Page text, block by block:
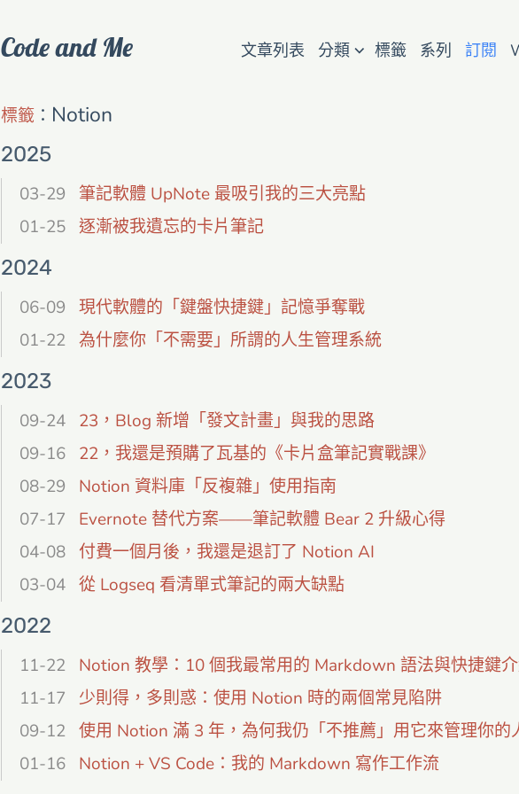
Code and Me 文章列表 分類 ⌵ 標籤 系列 訂閱
標籤： Notion
2025
03-29
筆記軟體 UpNote 最吸引我的三大亮點
01-25 逐漸被我遺忘的卡片筆記
2024
06-09
現代軟體的「鍵盤快捷鍵」記憶爭奪戰
01-22 為什麼你「不需要」所謂的人生管理系統
2023
09-24
23，Blog 新增「發文計畫」與我的思路
09-16
22，我還是預購了瓦基的《卡片盒筆記實戰課》
08-29
Notion 資料庫「反複雜」使用指南
07-17
Evernote 替代方案——筆記軟體 Bear 2 升級心得
04-08 付費一個月後，我還是退訂了 Notion AI
03-04 從 Logseq 看清單式筆記的兩大缺點
2022
11-22
Notion 教學：10 個我最常用的 Markdown 語法與快捷鍵
11-17
少則得，多則惑：使用 Notion 時的兩個常見陷阱
09-12 使用 Notion 滿 3 年，為何我仍「不推薦」用它來管理你的
01-16
Notion + VS Code：我的 Markdown 寫作工作流